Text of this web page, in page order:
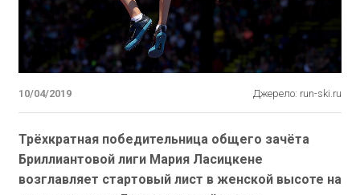
10/04/2019 Джерело: run-ski.ru
Трёхкратная победительница общего зачёта
Бриллиантовой лиги Мария Ласицкене
возглавляет стартовый лист в женской высоте на